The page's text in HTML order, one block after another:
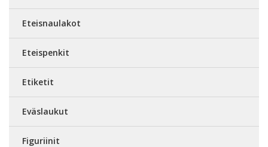
Eteisnaulakot
Eteispenkit
Etiketit
Eväslaukut
Figuriinit